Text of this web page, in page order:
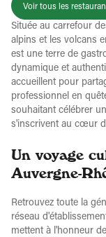
Voir tous les
Située au carrefour
alpins et les volcans
est une terre de
dynamique et
accueillent pour
professionnel en
souhaitant célébrer
s'inscrivent au cœur
Un voyage
Auvergne-
Retrouvez toute la
réseau
mettent à l'honneur